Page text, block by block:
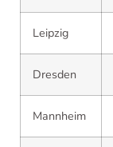
Leipzig
Dresden
Mannheim